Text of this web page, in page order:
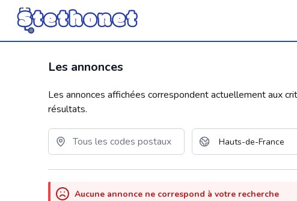
Les annonces
Les annonces affichées correspondent actuellement aux
résultats.
Aucune annonce ne correspond à votre recherche